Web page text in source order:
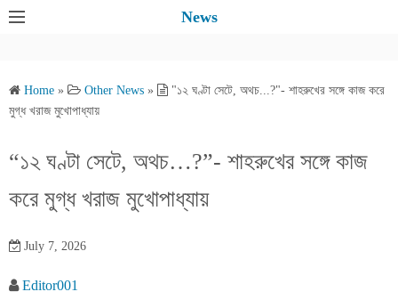
News
Home » Other News »
"১২ ঘণ্টা সেটে, অথচ...?"- শাহরুখের সঙ্গে কাজ করে
মুগ্ধ খরাজ মুখোপাধ্যায়
“১২ ঘণ্টা সেটে, অথচ…?”- শাহরুখের সঙ্গে কাজ
করে মুগ্ধ খরাজ মুখোপাধ্যায়
July 7, 2026
Editor001